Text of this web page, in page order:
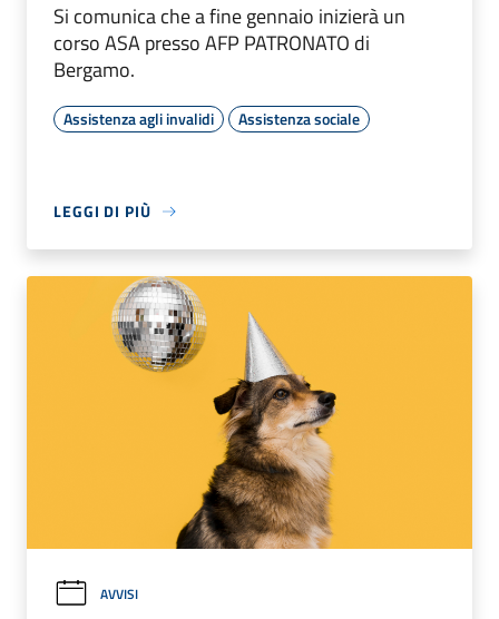
Si comunica che a fine gennaio inizierà un
corso ASA presso AFP PATRONATO di
Bergamo.
Assistenza agli invalidi Assistenza sociale
LEGGI DI PIÙ
AVVISI